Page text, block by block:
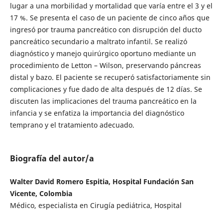
lugar a una morbilidad y mortalidad que varía entre el 3 y el
17 %. Se presenta el caso de un paciente de cinco años que
ingresó por trauma pancreático con disrupción del ducto
pancreático secundario a maltrato infantil. Se realizó
diagnóstico y manejo quirúrgico oportuno mediante un
procedimiento de Letton – Wilson, preservando páncreas
distal y bazo. El paciente se recuperó satisfactoriamente sin
complicaciones y fue dado de alta después de 12 días. Se
discuten las implicaciones del trauma pancreático en la
infancia y se enfatiza la importancia del diagnóstico
temprano y el tratamiento adecuado.
Biografía del autor/a
Walter David Romero Espitia, Hospital Fundación San
Vicente, Colombia
Médico, especialista en Cirugía pediátrica, Hospital